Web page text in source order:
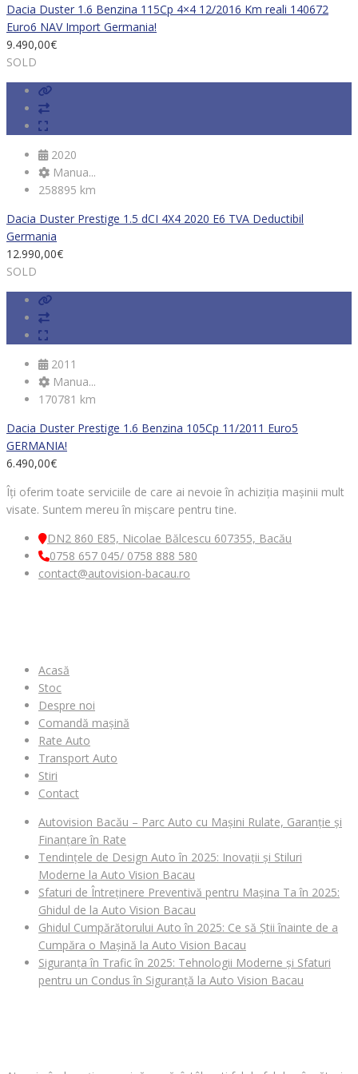
Dacia Duster 1.6 Benzina 115Cp 4×4 12/2016 Km reali 140672
Euro6 NAV Import Germania!
9.490,00€
SOLD
2020
Manua...
258895 km
Dacia Duster Prestige 1.5 dCI 4X4 2020 E6 TVA Deductibil
Germania
12.990,00€
SOLD
2011
Manua...
170781 km
Dacia Duster Prestige 1.6 Benzina 105Cp 11/2011 Euro5
GERMANIA!
6.490,00€
Îți oferim toate serviciile de care ai nevoie în achiziția mașinii mult
visate. Suntem mereu în mișcare pentru tine.
DN2 860 E85, Nicolae Bălcescu 607355, Bacău
0758 657 045/ 0758 888 580
contact@autovision-bacau.ro
Acasă
Stoc
Despre noi
Comandă mașină
Rate Auto
Transport Auto
Stiri
Contact
Autovision Bacău – Parc Auto cu Mașini Rulate, Garanție și
Finanțare în Rate
Tendințele de Design Auto în 2025: Inovații și Stiluri
Moderne la Auto Vision Bacau
Sfaturi de Întreținere Preventivă pentru Mașina Ta în 2025:
Ghidul de la Auto Vision Bacau
Ghidul Cumpărătorului Auto în 2025: Ce să Știi înainte de a
Cumpăra o Mașină la Auto Vision Bacau
Siguranța în Trafic în 2025: Tehnologii Moderne și Sfaturi
pentru un Condus în Siguranță la Auto Vision Bacau